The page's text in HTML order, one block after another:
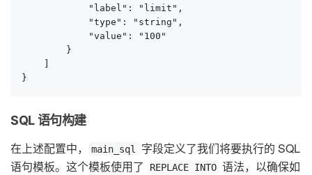
            "label": "limit",
            "type": "string",
            "value": "100"
        }
    ]
}
SQL 语句构建
在上述配置中， main_sql
字段定义了我们将要执行的 SQL
语句模板。这个模板使用了
REPLACE INTO 语法，以确保如